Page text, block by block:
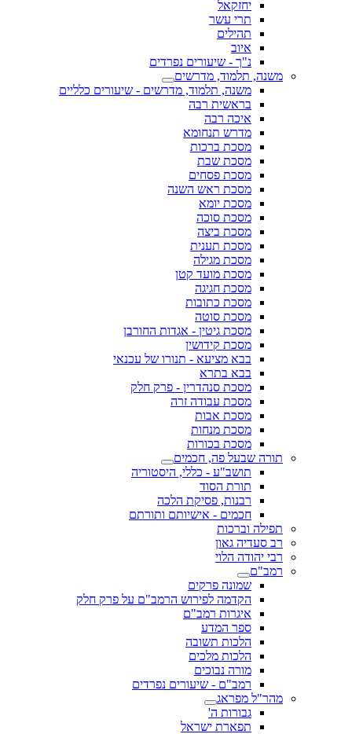
יחזקאל
תרי עשר
תהילים
איוב
נ"ך - שיעורים נפרדים
משנה, תלמוד, מדרשים
משנה, תלמוד, מדרשים - שיעורים כלליים
בראשית רבה
איכה רבה
מדרש תנחומא
מסכת ברכות
מסכת שבת
מסכת פסחים
מסכת ראש השנה
מסכת יומא
מסכת סוכה
מסכת ביצה
מסכת תענית
מסכת מגילה
מסכת מועד קטן
מסכת חגיגה
מסכת כתובות
מסכת סוטה
מסכת גיטין - אגדות החורבן
מסכת קידושין
בבא מציעא - תנורו של עכנאי
בבא בתרא
מסכת סנהדרין - פרק חלק
מסכת עבודה זרה
מסכת אבות
מסכת מנחות
מסכת בכורות
תורה שבעל פה, חכמים
תושב"ע - כללי, היסטוריה
תורת הסוד
רבנות, פסיקת הלכה
חכמים - אישיותם ותורתם
תפילה וברכות
רב סעדיה גאון
רבי יהודה הלוי
רמב"ם
שמונה פרקים
הקדמה לפירוש הרמב"ם על פרק חלק
איגרות רמב"ם
ספר המדע
הלכות תשובה
הלכות מלכים
מורה נבוכים
רמב"ם - שיעורים נפרדים
מהר"ל מפראג
גבורות ה'
תפארת ישראל